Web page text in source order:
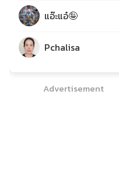
แอ๊ะแอ๋🤪
Pchalisa
Advertisement